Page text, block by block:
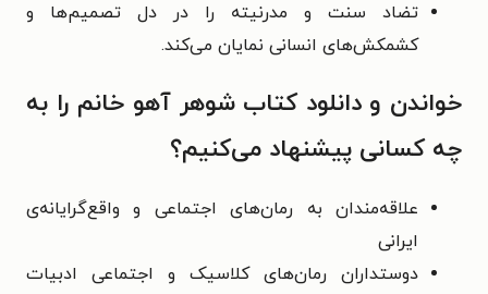
تضاد سنت و مدرنیته را در دل تصمیم‌ها و
کشمکش‌های انسانی نمایان می‌کند.
خواندن و دانلود کتاب شوهر آهو خانم را به
چه کسانی پیشنهاد می‌کنیم؟
علاقه‌مندان به رمان‌های اجتماعی و واقع‌گرایانه‌ی
ایرانی
دوستداران رمان‌های کلاسیک و اجتماعی ادبیات